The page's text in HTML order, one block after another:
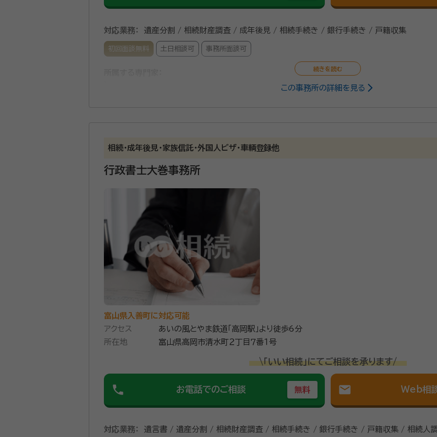
対応業務： 遺産分割 / 相続財産調査 / 成年後見 / 相続手続き / 銀行手続き / 戸籍収集
初回面談無料 土日相談可 事務所面談可
産鑑定士協会 会員 ・国土交通省 地価公示 鑑定評価員 ・富山県 地価調査 鑑定評価員 ・国税局 相続税路線価
富山地方裁判所 競売評価人 ・富山簡易裁判所民事調停委員 ・富山簡易裁判所司法委員 ・家庭裁判所参与員
書士会 会員 〔所属学会〕 ・日本不動産学会 ・資産評価政策学会 ・法と教育学会 ・経済教育学会 ・国際園芸学会 （ISHS:International Society
for Horticultural Science） 〔加盟団体等〕 ・富山経済同友会 ・富山商工会議所 ・富山市商工会 – 〔その他〕 ・NPO法人富山成年後見支援セン
account_circle
富山県内の相続手続に対応します。特に、相続財産に不動産が含まれている場合、それによって
の利用が必要な場合など、不動産の評価や成年後見制度の利用相談を含めて対応可能です。
資格等：行政書士・不動産鑑定士
所属団体： 富山県不動産鑑定士協会、富山県行政書士会、経済同友会、富山商工会議所、富山北商
この事務所の詳細を見る
相続･成年後見･家族信託･外国人ビザ･車輌登録他
行政書士大巻事務所
富山県入善町に対応可能
アクセス
あいの風とやま鉄道「高岡駅」より徒歩6分
所在地
富山県高岡市清水町２丁目７番１号
\「いい相続」にてご相談を承ります/
phone お電話でのご相談 無料 mail Web相
対応業務： 遺言書 / 遺産分割 / 相続財産調査 / 相続手続き / 銀行手続き / 戸籍収集 / 相続人